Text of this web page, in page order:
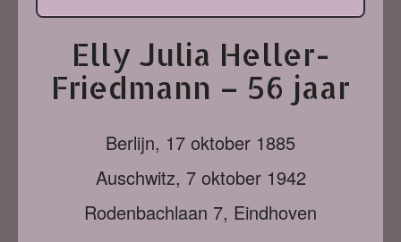
Elly Julia Heller-
Friedmann – 56 jaar
Berlijn, 17 oktober 1885
Auschwitz, 7 oktober 1942
Rodenbachlaan 7, Eindhoven